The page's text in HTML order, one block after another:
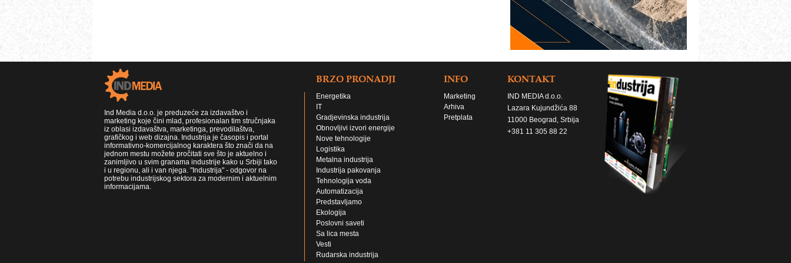
Ind Media d.o.o. je preduzeće za izdavaštvo i
marketing koje čini mlad, profesionalan tim stručnjaka
iz oblasi izdavaštva, marketinga, prevodilaštva,
grafičkog i web dizajna. Industrija je časopis i portal
informativno-komercijalnog karaktera što znači da na
jednom mestu možete pročitati sve što je aktuelno i
zanimljivo u svim granama industrije kako u Srbiji tako
i u regionu, ali i van njega. "Industrija" - odgovor na
potrebu industrijskog sektora za modernim i aktuelnim
informacijama.
BRZO PRONADJI
Energetika
IT
Gradjevinska industrija
Obnovljivi izvori energije
Nove tehnologije
Logistika
Metalna industrija
Industrija pakovanja
Tehnologija voda
Automatizacija
Predstavljamo
Ekologija
Poslovni saveti
Sa lica mesta
Vesti
Rudarska industrija
INFO
Marketing
Arhiva
Pretplata
KONTAKT
IND MEDIA d.o.o.
Lazara Kujundžića 88
11000 Beograd, Srbija
+381 11 305 88 22